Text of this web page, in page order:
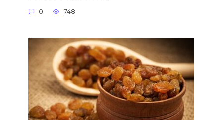
0 748